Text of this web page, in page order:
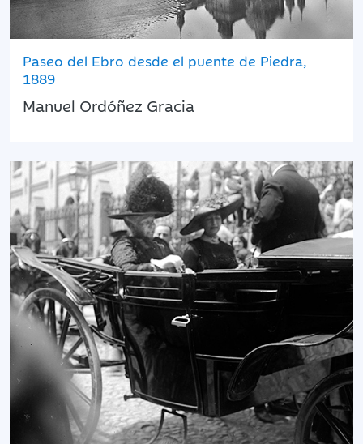
Paseo del Ebro desde el puente de Piedra,
1889
Manuel Ordóñez Gracia